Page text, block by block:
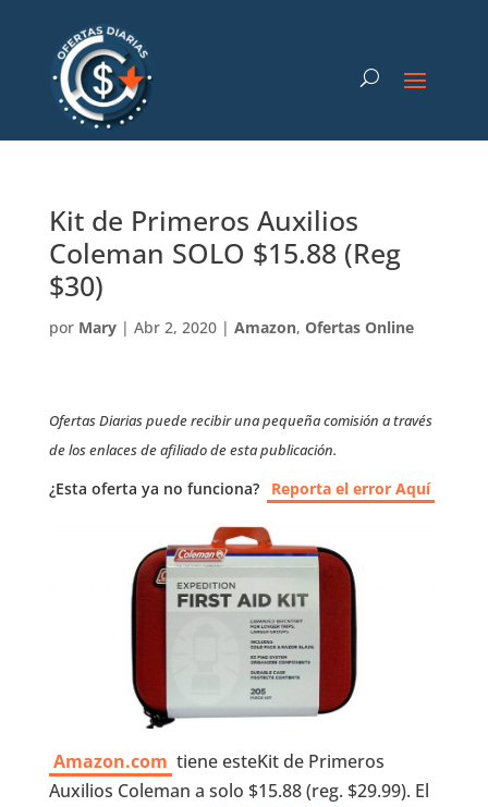
Kit de Primeros Auxilios
Coleman SOLO $15.88 (Reg
$30)
por Mary| Abr 2, 2020| Amazon, Ofertas Online
Ofertas Diarias puede recibir una pequeña comisión a través
de los enlaces de afiliado de esta publicación.
¿Esta oferta ya no funciona? Reporta el error Aquí
Amazon.com tiene esteKit de Primeros
Auxilios Coleman a solo $15.88 (reg. $29.99). El